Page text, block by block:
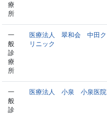
療
所
一
般
診
療
所
医療法人 翠和会 中田ク
リニック
一
般
診
医療法人 小泉 小泉医院